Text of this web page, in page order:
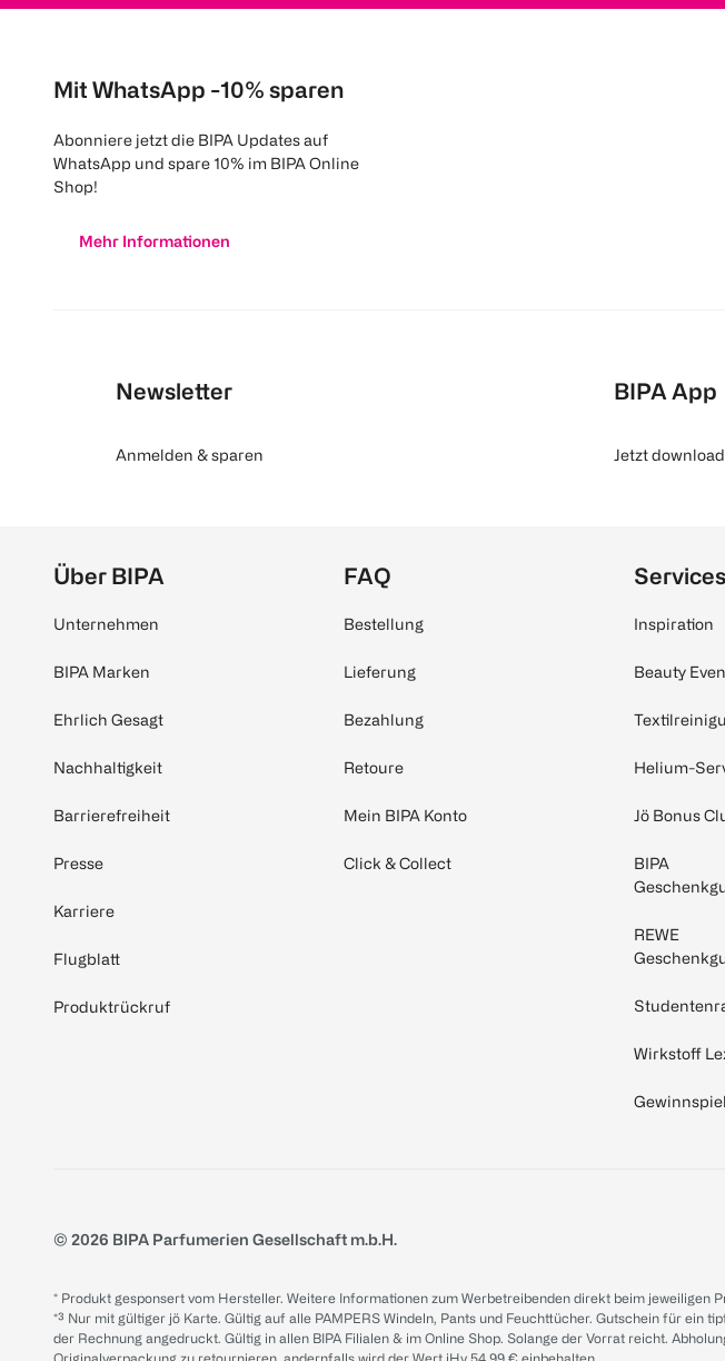
Mit WhatsApp -10% sparen
Abonniere jetzt die BIPA Updates auf
WhatsApp und spare 10% im BIPA Online
Shop!
Mehr Informationen
Newsletter
Anmelden & sparen
BIPA App
Jetzt
Über BIPA
Unternehmen
BIPA Marken
Ehrlich Gesagt
Nachhaltigkeit
Barrierefreiheit
Presse
Karriere
Flugblatt
Produktrückruf
FAQ
Bestellung
Lieferung
Bezahlung
Retoure
Mein BIPA Konto
Click & Collect
Services
Inspiration
Beauty
Helium-
Jö Bonus
BIPA
REWE
Wirkstoff
© 2026 BIPA Parfumerien Gesellschaft m.b.H.
* Produkt gesponsert vom Hersteller. Weitere Informationen zum Werbetreibenden direkt beim jeweiligen
*³ Nur mit gültiger jö Karte. Gültig auf alle PAMPERS Windeln, Pants und Feuchttücher. Gutschein für
der Rechnung angedruckt. Gültig in allen BIPA Filialen & im Online Shop. Solange der Vorrat reicht.
Originalverpackung zu retournieren, andernfalls wird der Wert iHv 54.99 € einbehalten.